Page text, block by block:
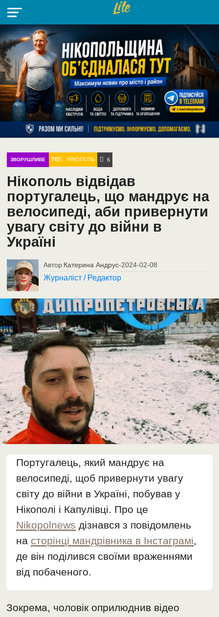
НІКОПОЛЬ
РАЙОН
СІЧЕСЛАВСЬКА
УКРАЇНА
РЕТРО
НІКОПОЛЬ
ЛАЙТ
УКРАЇНА
ДОПОМОГА
РАДІО
ЗВОРУШЛИВЕ ТЕГ: НІКОПОЛЬ 6
Нікополь відвідав
португалець, що мандрує на
велосипеді, аби привернути
увагу світу до війни в
Україні
Автор Катерина Андрус-2024-02-08
Журналіст / Редактор
Португалець, який мандрує на
велосипеді, щоб привернути увагу
світу до війни в Україні, побував у
Нікополі і Капулівці. Про це
Nikopolnews дізнався з повідомлень
на сторінці мандрівника в Інстаграмі,
де він поділився своїми враженнями
від побаченого.
Зокрема, чоловік оприлюднив відео